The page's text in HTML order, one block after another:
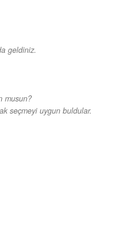
geldiniz.
musun?
seçmeyi uygun buldular.